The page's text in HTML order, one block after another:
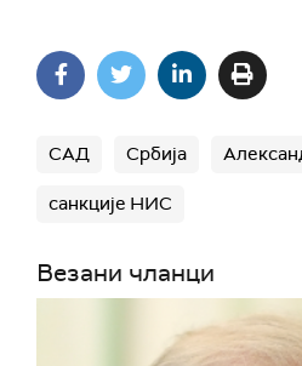
САД Србија
санкције НИС
Везани чланци